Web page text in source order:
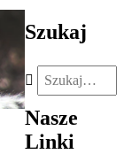
Szukaj
Nasze
Linki